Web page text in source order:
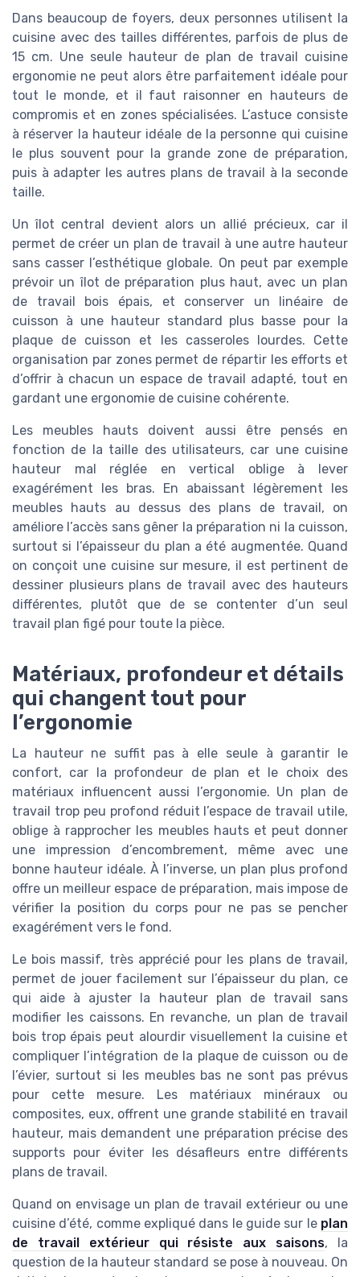
Dans beaucoup de foyers, deux personnes utilisent la
cuisine avec des tailles différentes, parfois de plus de
15 cm. Une seule hauteur de plan de travail cuisine
ergonomie ne peut alors être parfaitement idéale pour
tout le monde, et il faut raisonner en hauteurs de
compromis et en zones spécialisées. L’astuce consiste
à réserver la hauteur idéale de la personne qui cuisine
le plus souvent pour la grande zone de préparation,
puis à adapter les autres plans de travail à la seconde
taille.
Un îlot central devient alors un allié précieux, car il
permet de créer un plan de travail à une autre hauteur
sans casser l’esthétique globale. On peut par exemple
prévoir un îlot de préparation plus haut, avec un plan
de travail bois épais, et conserver un linéaire de
cuisson à une hauteur standard plus basse pour la
plaque de cuisson et les casseroles lourdes. Cette
organisation par zones permet de répartir les efforts et
d’offrir à chacun un espace de travail adapté, tout en
gardant une ergonomie de cuisine cohérente.
Les meubles hauts doivent aussi être pensés en
fonction de la taille des utilisateurs, car une cuisine
hauteur mal réglée en vertical oblige à lever
exagérément les bras. En abaissant légèrement les
meubles hauts au dessus des plans de travail, on
améliore l’accès sans gêner la préparation ni la cuisson,
surtout si l’épaisseur du plan a été augmentée. Quand
on conçoit une cuisine sur mesure, il est pertinent de
dessiner plusieurs plans de travail avec des hauteurs
différentes, plutôt que de se contenter d’un seul
travail plan figé pour toute la pièce.
Matériaux, profondeur et détails
qui changent tout pour
l’ergonomie
La hauteur ne suffit pas à elle seule à garantir le
confort, car la profondeur de plan et le choix des
matériaux influencent aussi l’ergonomie. Un plan de
travail trop peu profond réduit l’espace de travail utile,
oblige à rapprocher les meubles hauts et peut donner
une impression d’encombrement, même avec une
bonne hauteur idéale. À l’inverse, un plan plus profond
offre un meilleur espace de préparation, mais impose de
vérifier la position du corps pour ne pas se pencher
exagérément vers le fond.
Le bois massif, très apprécié pour les plans de travail,
permet de jouer facilement sur l’épaisseur du plan, ce
qui aide à ajuster la hauteur plan de travail sans
modifier les caissons. En revanche, un plan de travail
bois trop épais peut alourdir visuellement la cuisine et
compliquer l’intégration de la plaque de cuisson ou de
l’évier, surtout si les meubles bas ne sont pas prévus
pour cette mesure. Les matériaux minéraux ou
composites, eux, offrent une grande stabilité en travail
hauteur, mais demandent une préparation précise des
supports pour éviter les désafleurs entre différents
plans de travail.
Quand on envisage un plan de travail extérieur ou une
cuisine d’été, comme expliqué dans le guide sur le plan
de travail extérieur qui résiste aux saisons, la
question de la hauteur standard se pose à nouveau. On